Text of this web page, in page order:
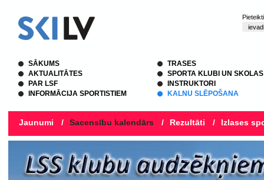
SĀKUMS
AKTUALITĀTES
PAR LSF
INFORMĀCIJA SPORTISTIEM
TRASES
SPORTA KLUBI UN SKOLAS
INSTRUKTORI
KALNU SLĒPOŠANA
Jaunumi / Sacensību kalendārs / Rezultāti / Izlases